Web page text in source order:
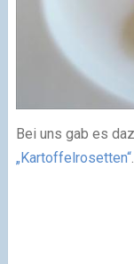
Bei uns gab es
„Kartoffelrosetten“.